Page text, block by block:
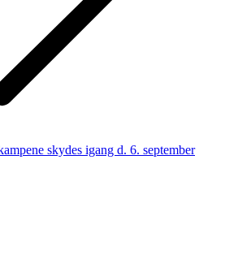
skydes igang d. 6. september